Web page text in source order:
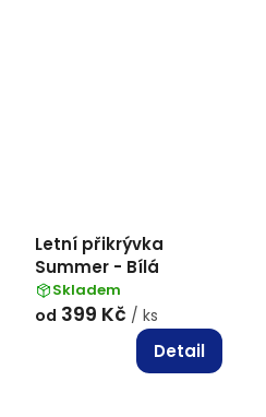
Letní přikrývka
Summer - Bílá
Skladem
od 399 Kč / ks
Detail